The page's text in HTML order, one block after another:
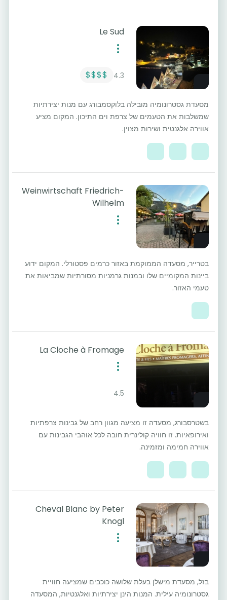
Le Sud
4.3
$$$$
מסעדת גסטרונומיה מובילה בלוקסמבורג עם מנות יצירתיות
שמשלבות את הטעמים של צרפת וים התיכון. המקום מציע
אווירה אלגנטית ושירות מצוין.
Weinwirtschaft Friedrich-
Wilhelm
בטרייר, מסעדה הממוקמת באזור כרמים פסטורלי. המקום ידוע
ביינות המקומיים שלו ובמנות גרמניות מסורתיות שמביאות את
טעמי האזור.
La Cloche à Fromage
4.5
בשטרסבורג, מסעדה זו מציעה מגוון רחב של גבינות צרפתיות
ואירופאיות. זו חוויה קולינרית חובה לכל אוהבי הגבינות עם
אווירה חמימה ומזמינה.
Cheval Blanc by Peter
Knogl
בזל, מסעדת מישלן בעלת שלושה כוכבים שמציעה חוויית
גסטרונומיה עילית. המנות הינן יצירתיות ואלגנטיות, המסעדה